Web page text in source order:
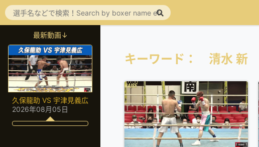
最新動画↓
久保龍助 VS 宇津見義広
2026年08月05日
キーワード： 清水 新